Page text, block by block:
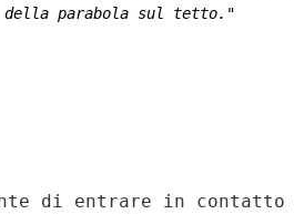
della parabola sul tetto."
di entrare in contatto